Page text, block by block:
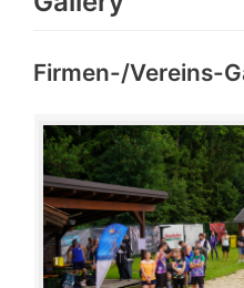
Firmen-/Vereins-